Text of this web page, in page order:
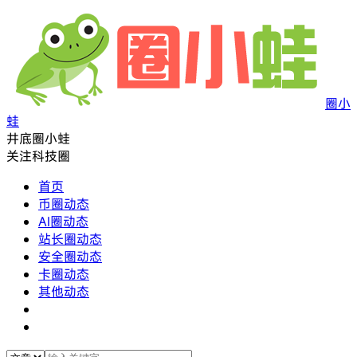
圈小
蛙
井底圈小蛙
关注科技圈
首页
币圈动态
AI圈动态
站长圈动态
安全圈动态
卡圈动态
其他动态